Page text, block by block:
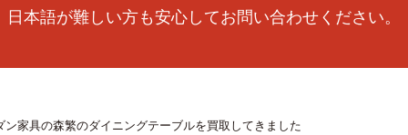
日本語が難しい方も安心してお問い合わせください。
家具の森繁のダイニングテーブルを買取してきました